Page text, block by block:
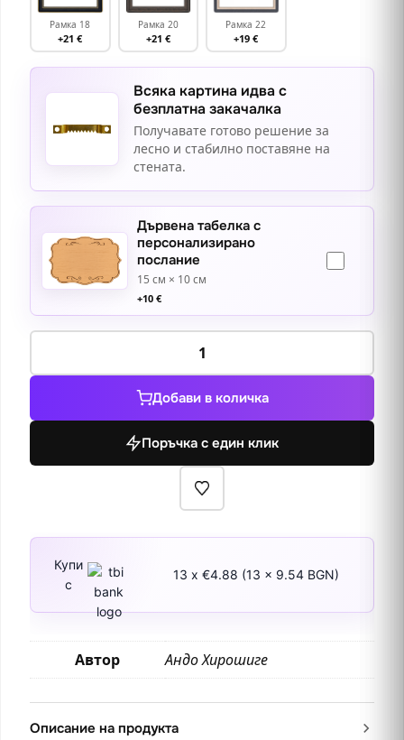
Рамка 18
+21 €
Рамка 20
+21 €
Рамка 22
+19 €
Всяка картина идва с
безплатна закачалка
Получавате готово решение за
лесно и стабилно поставяне на
стената.
Дървена табелка с
персонализирано
послание
15 см × 10 см
+10 €
количество
Градина
ириси
Добави в количка
Поръчка с един клик
Купи
с
13 x €4.88 (13 x 9.54 BGN)
Автор Андо Хирошиге
Описание на продукта